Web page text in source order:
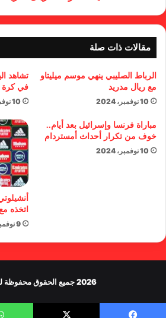
مقالات ذات صلة
الرباط الصليبي ينهي موسم ميليتاو
مع ريال مدريد
10 نوفمبر، 2024
تشاهد
في كرة
10 نوفمبر، 2024
مباراة فرنسا وإسرائيل بعد أيام..
خوف من تكرار أحداث أمستردام
10 نوفمبر، 2024
اتخذه
9 نوفمبر، 2024
2026 جميع الحقوق محفوظة للرد كاسل